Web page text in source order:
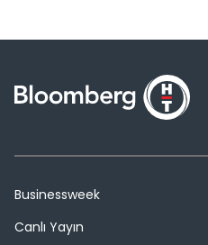
Businessweek
Canlı Yayın